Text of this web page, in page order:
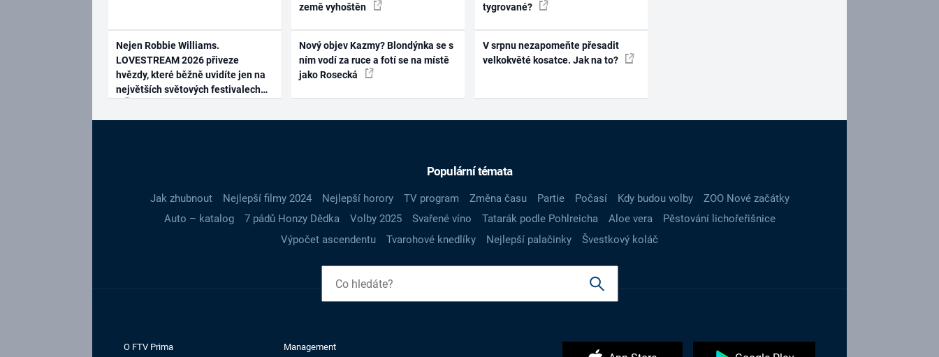
Nejen Robbie Williams.
LOVESTREAM 2026 přiveze
hvězdy, které běžně uvidíte jen na
největších světových festivalech
země vyhoštěn
Nový objev Kazmy? Blondýnka se s
ním vodí za ruce a fotí se na místě
jako Rosecká
tygrované?
V srpnu nezapomeňte přesadit
velkokvěté kosatce. Jak na to?
Populární témata
Jak zhubnout Nejlepší filmy 2024 Nejlepší horory TV program Změna času Partie Počasí Kdy budou volby
ZOO Nové začátky
Auto – katalog
7 pádů Honzy Dědka Volby 2025 Svařené víno Tatarák podle Pohlreicha Aloe vera
Pěstování lichořeřišnice
Výpočet ascendentu
Tvarohové knedlíky Nejlepší palačinky Švestkový koláč
O FTV Prima Management